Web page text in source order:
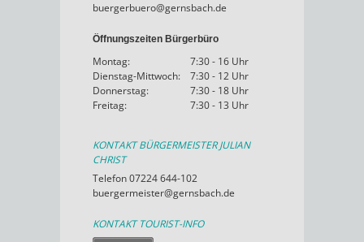
buergerbuero@gernsbach.de
Öffnungszeiten Bürgerbüro
Montag:
7:30 - 16 Uhr
Dienstag-Mittwoch:
7:30 - 12 Uhr
Donnerstag:
7:30 - 18 Uhr
Freitag:
7:30 - 13 Uhr
KONTAKT BÜRGERMEISTER JULIAN
CHRIST
Telefon 07224 644-102
buergermeister@gernsbach.de
KONTAKT TOURIST-INFO